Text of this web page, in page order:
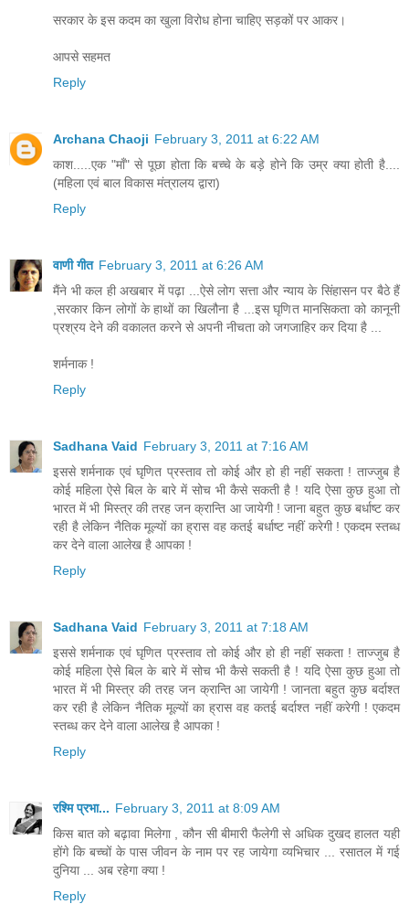
सरकार के इस कदम का खुला विरोध होना चाहिए सड़कों पर आकर।
आपसे सहमत
Reply
Archana Chaoji February 3, 2011 at 6:22 AM
काश.....एक "माँ" से पूछा होता कि बच्चे के बड़े होने कि उम्र क्या होती है....
(महिला एवं बाल विकास मंत्रालय द्वारा)
Reply
वाणी गीत February 3, 2011 at 6:26 AM
मैंने भी कल ही अखबार में पढ़ा ...ऐसे लोग सत्ता और न्याय के सिंहासन पर बैठे हैं
,सरकार किन लोगों के हाथों का खिलौना है ...इस घृणित मानसिकता को कानूनी
प्रश्रय देने की वकालत करने से अपनी नीचता को जगजाहिर कर दिया है ...
शर्मनाक !
Reply
Sadhana Vaid February 3, 2011 at 7:16 AM
इससे शर्मनाक एवं घृणित प्रस्ताव तो कोई और हो ही नहीं सकता ! ताज्जुब है
कोई महिला ऐसे बिल के बारे में सोच भी कैसे सकती है ! यदि ऐसा कुछ हुआ तो
भारत में भी मिस्त्र की तरह जन क्रान्ति आ जायेगी ! जाना बहुत कुछ बर्धाष्ट कर
रही है लेकिन नैतिक मूल्यों का ह्रास वह कतई बर्धाष्ट नहीं करेगी ! एकदम स्तब्ध
कर देने वाला आलेख है आपका !
Reply
Sadhana Vaid February 3, 2011 at 7:18 AM
इससे शर्मनाक एवं घृणित प्रस्ताव तो कोई और हो ही नहीं सकता ! ताज्जुब है
कोई महिला ऐसे बिल के बारे में सोच भी कैसे सकती है ! यदि ऐसा कुछ हुआ तो
भारत में भी मिस्त्र की तरह जन क्रान्ति आ जायेगी ! जानता बहुत कुछ बर्दाश्त
कर रही है लेकिन नैतिक मूल्यों का ह्रास वह कतई बर्दाश्त नहीं करेगी ! एकदम
स्तब्ध कर देने वाला आलेख है आपका !
Reply
रश्मि प्रभा... February 3, 2011 at 8:09 AM
किस बात को बढ़ावा मिलेगा , कौन सी बीमारी फैलेगी से अधिक दुखद हालत यही
होंगे कि बच्चों के पास जीवन के नाम पर रह जायेगा व्यभिचार ... रसातल में गई
दुनिया ... अब रहेगा क्या !
Reply